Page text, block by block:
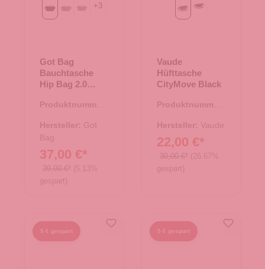
Blackbassmarlin
+3
Got Bag
Bauchtasche
Hip Bag 2.0
Produktnummer:
Hersteller: Got
Bag
37,00 €*
39,00 €* (5.13%
gespart)
Blackheron
Vaude
Hüfttasche
CityMove Black
Produktnummer:
Hersteller: Vaude
22,00 €*
30,00 €* (26.67%
gespart)
5 € gespart 5 € gespart